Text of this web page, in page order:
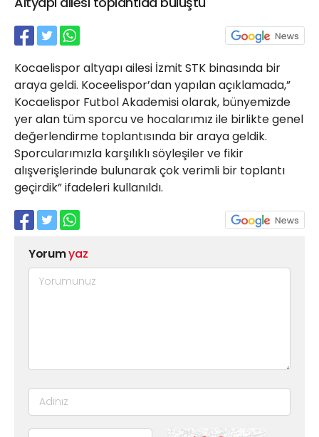
Kocaelispor altyapı ailesi İzmit STK binasında bir
araya geldi. Koceelispor’dan yapılan açıklamada,”
Kocaelispor Futbol Akademisi olarak, bünyemizde
yer alan tüm sporcu ve hocalarımız ile birlikte genel
değerlendirme toplantısında bir araya geldik.
Sporcularımızla karşılıklı söyleşiler ve fikir
alışverişlerinde bulunarak çok verimli bir toplantı
geçirdik” ifadeleri kullanıldı.
Yorumyaz
21 Gölcük
02624132333